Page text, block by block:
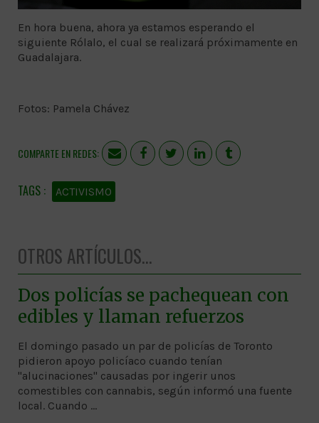
En hora buena, ahora ya estamos esperando el
siguiente Rólalo, el cual se realizará próximamente en
Guadalajara.
Fotos: Pamela Chávez
COMPARTE EN REDES:
ACTIVISMO
OTROS ARTÍCULOS...
Dos policías se pachequean con
edibles y llaman refuerzos
El domingo pasado un par de policías de Toronto
pidieron apoyo policíaco cuando tenían
"alucinaciones" causadas por ingerir unos
comestibles con cannabis, según informó una fuente
local. Cuando …